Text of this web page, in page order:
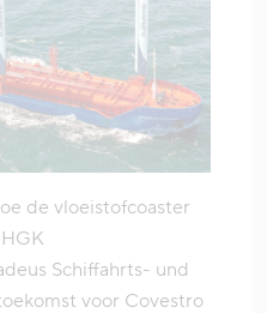
de vloeistofcoaster
Schiffahrts- und
voor Covestro